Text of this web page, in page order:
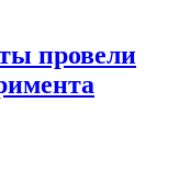
провели